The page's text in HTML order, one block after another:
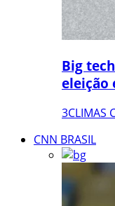
Big
eleição
3CLIMAS
CNN BRASIL